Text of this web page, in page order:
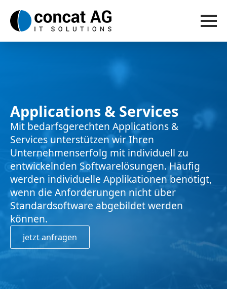
Applications & Services
Mit bedarfsgerechten Applications &
Services unterstützen wir Ihren
Unternehmenserfolg mit individuell zu
entwickelnden Softwarelösungen. Häufig
werden individuelle Applikationen benötigt,
wenn die Anforderungen nicht über
Standardsoftware abgebildet werden
können.
jetzt anfragen